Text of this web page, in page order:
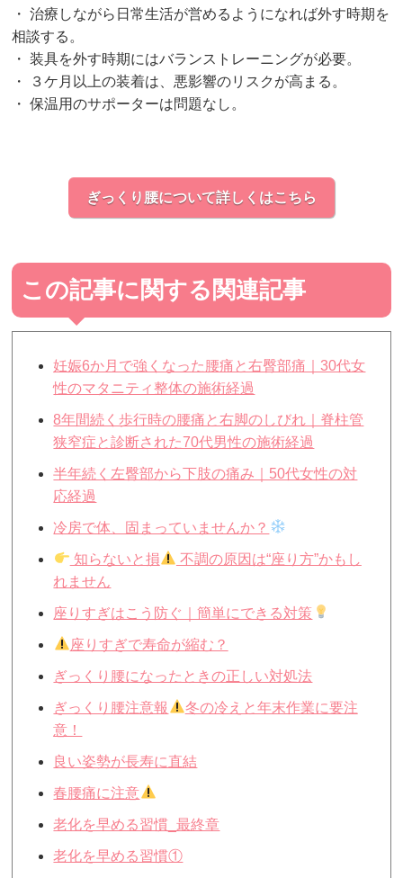
・ 治療しながら日常生活が営めるようになれば外す時期を
相談する。
・ 装具を外す時期にはバランストレーニングが必要。
・ ３ケ月以上の装着は、悪影響のリスクが高まる。
・ 保温用のサポーターは問題なし。
ぎっくり腰について詳しくはこちら
この記事に関する関連記事
妊娠6か月で強くなった腰痛と右臀部痛｜30代女
性のマタニティ整体の施術経過
8年間続く歩行時の腰痛と右脚のしびれ｜脊柱管
狭窄症と診断された70代男性の施術経過
半年続く左臀部から下肢の痛み｜50代女性の対
応経過
冷房で体、固まっていませんか？
知らないと損
不調の原因は“座り方”かもし
れません
座りすぎはこう防ぐ｜簡単にできる対策
座りすぎで寿命が縮む？
ぎっくり腰になったときの正しい対処法
ぎっくり腰注意報
冬の冷えと年末作業に要注
意！
良い姿勢が長寿に直結
春腰痛に注意
老化を早める習慣_最終章
老化を早める習慣①